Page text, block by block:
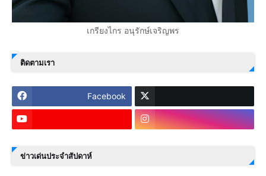
เกรียงไกร อนุรักษ์เจริญพร
ติดตามเรา
Facebook
ข่าวเด่นประจำสัปดาห์